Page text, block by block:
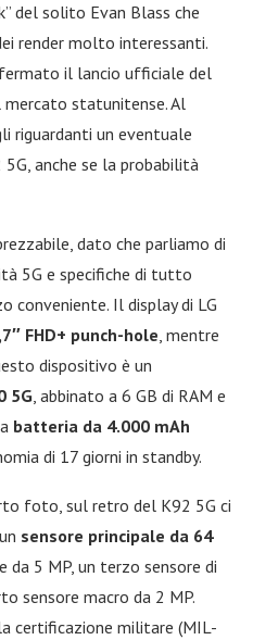
del solito Evan Blass che
render molto interessanti.
il lancio ufficiale del
mercato statunitense. Al
riguardanti un eventuale
anche se la probabilità
dato che parliamo di
5G e specifiche di tutto
conveniente. Il display di LG
FHD+ punch-hole, mentre
dispositivo è un
5G, abbinato a 6 GB di RAM e
batteria da 4.000 mAh
di 17 giorni in standby.
foto, sul retro del K92 5G ci
sensore principale da 64
da 5 MP, un terzo sensore di
sensore macro da 2 MP.
certificazione militare (MIL-